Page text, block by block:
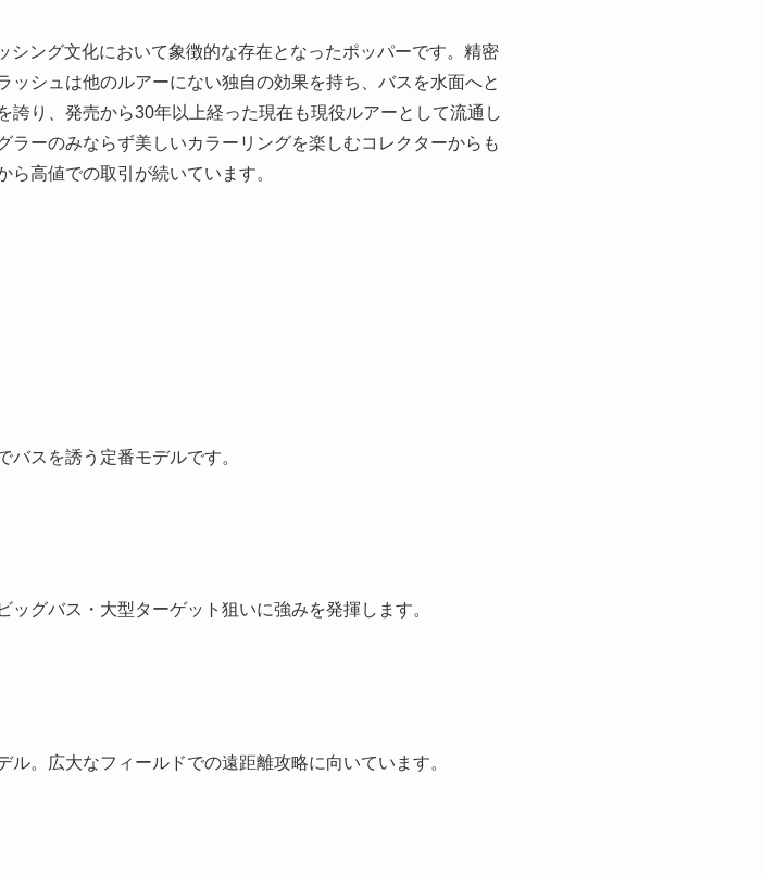
ング文化において象徴的な存在となったポッパーです。精密
シュは他のルアーにない独自の効果を持ち、バスを水面へと
り、発売から30年以上経った現在も現役ルアーとして流通し
ーのみならず美しいカラーリングを楽しむコレクターからも
高値での取引が続いています。
スを誘う定番モデルです。
グバス・大型ターゲット狙いに強みを発揮します。
。広大なフィールドでの遠距離攻略に向いています。